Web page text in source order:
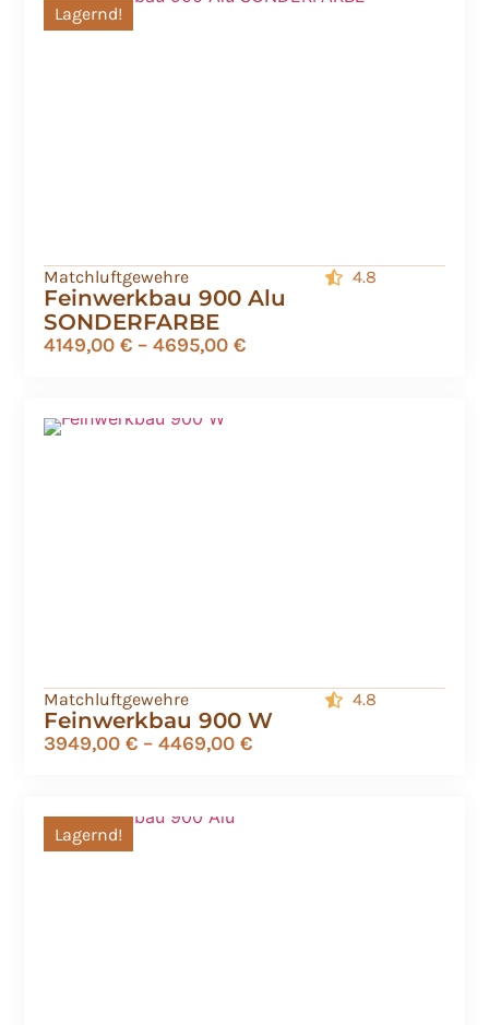
Feinwerkbau 900 Alu
SONDERFARBE
Matchluftgewehre 4.8
Lagernd!
4149,00 € – 4695,00 €
Feinwerkbau 900 W
Matchluftgewehre 4.8
3949,00 € – 4469,00 €
Lagernd!